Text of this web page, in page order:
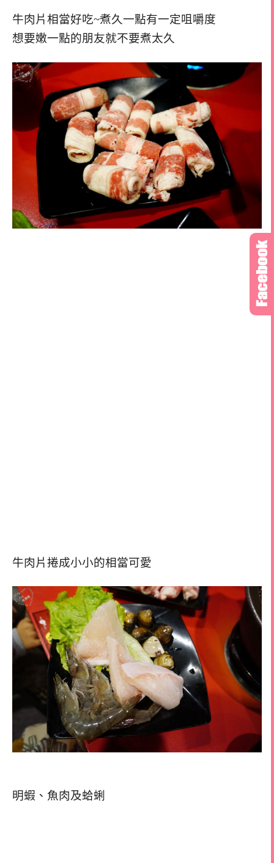
牛肉片相當好吃~煮久一點有一定咀嚼度
想要嫩一點的朋友就不要煮太久
牛肉片捲成小小的相當可愛
明蝦、魚肉及蛤蜊